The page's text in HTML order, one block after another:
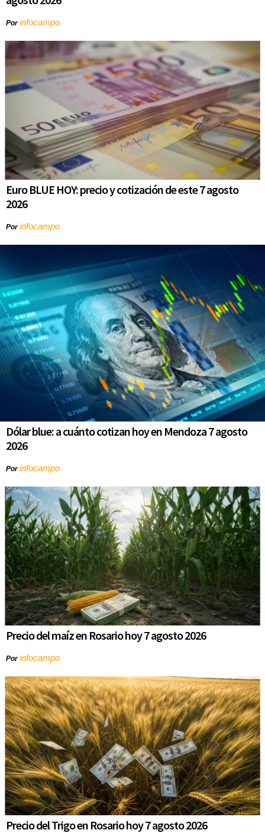
Porinfocampo
Euro BLUE HOY: precio y cotización de este 7 agosto
2026
Porinfocampo
Dólar blue: a cuánto cotizan hoy en Mendoza 7 agosto
2026
Porinfocampo
Precio del maíz en Rosario hoy 7 agosto 2026
Porinfocampo
Precio del Trigo en Rosario hoy 7 agosto 2026